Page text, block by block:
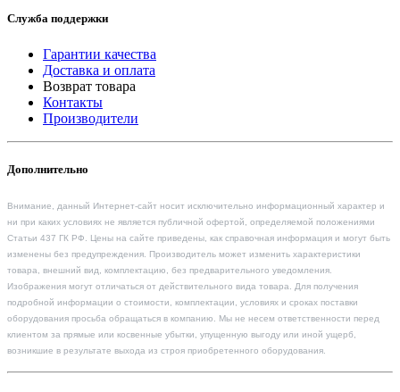
Служба поддержки
Гарантии качества
Доставка и оплата
Возврат товара
Контакты
Производители
Дополнительно
Внимание, данный Интернет-сайт носит исключительно информационный характер и
ни при каких условиях не является публичной офертой, определяемой положениями
Статьи 437 ГК РФ. Цены на сайте приведены, как справочная информация и могут быть
изменены без предупреждения. Производитель может изменить характеристики
товара, внешний вид, комплектацию, без предварительного уведомления.
Изображения могут отличаться от действительного вида товара. Для получения
подробной информации о стоимости, комплектации, условиях и сроках поставки
оборудования просьба обращаться в компанию. Мы не несем ответственности перед
клиентом за прямые или косвенные убытки, упущенную выгоду или иной ущерб,
возникшие в результате выхода из строя приобретенного оборудования.